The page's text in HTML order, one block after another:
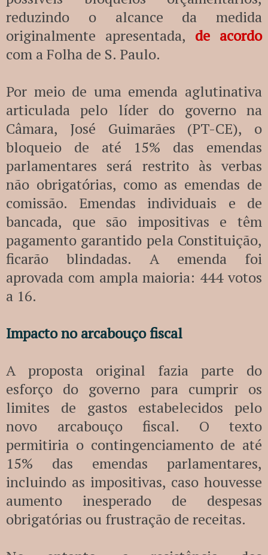
reduzindo o alcance da medida
originalmente apresentada, de acordo
com a Folha de S. Paulo.
Por meio de uma emenda aglutinativa
articulada pelo líder do governo na
Câmara, José Guimarães (PT-CE), o
bloqueio de até 15% das emendas
parlamentares será restrito às verbas
não obrigatórias, como as emendas de
comissão. Emendas individuais e de
bancada, que são impositivas e têm
pagamento garantido pela Constituição,
ficarão blindadas. A emenda foi
aprovada com ampla maioria: 444 votos
a 16.
Impacto no arcabouço fiscal
A proposta original fazia parte do
esforço do governo para cumprir os
limites de gastos estabelecidos pelo
novo arcabouço fiscal. O texto
permitiria o contingenciamento de até
15% das emendas parlamentares,
incluindo as impositivas, caso houvesse
aumento inesperado de despesas
obrigatórias ou frustração de receitas.